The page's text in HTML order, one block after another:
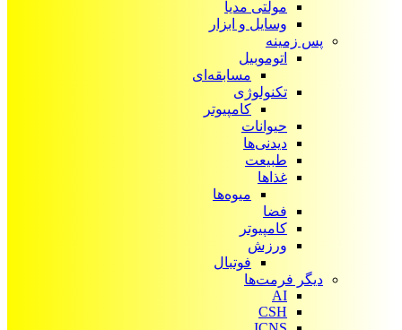
مولتی مدیا
وسایل و ابزار
پس زمینه
اتوموبیل
مسابقه‌ای
تکنولوژی
کامپیوتر
حیوانات
دیدنی‌ها
طبیعت
غذاها
میوه‌ها
فضا
کامپیوتر
ورزش
فوتبال
دیگر فرمت‌ها
AI
CSH